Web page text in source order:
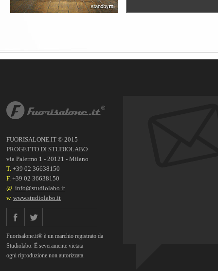
FUORISALONE.IT © 2015
PROGETTO DI STUDIOLABO
via Palermo 1 - 20121 - Milano
T. +39 02 36638150
F. +39 02 36638150
@. info@studiolabo.it
w. www.studiolabo.it
Fuorisalone.it® è un marchio registrato da
Studiolabo. È severamente vietata
ogni riproduzione non autorizzata.